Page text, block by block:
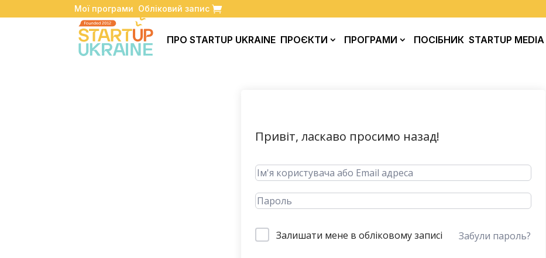
Мої програми Обліковий запис
ПРО STARTUP UKRAINE ПРОЄКТИ ПРОГРАМИ ПОСІБНИК STARTUP MEDIA
Привіт, ласкаво просимо назад!
Залишати мене в обліковому записі Забули пароль?